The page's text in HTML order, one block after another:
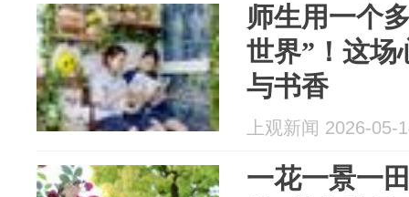
师生用一个
世界”！这场
与书香
上观新闻 2026-05-
一花一景一